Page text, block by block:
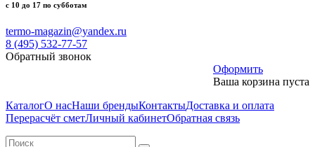
с 10 до 17 по субботам
termo-magazin@yandex.ru
8 (495) 532-77-57
Обратный звонок
Оформить
Ваша корзина пуста
КаталогО насНаши брендыКонтактыДоставка и оплата
Перерасчёт сметЛичный кабинетОбратная связь